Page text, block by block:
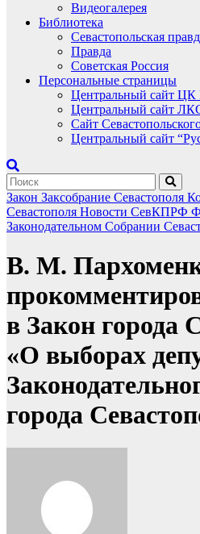
Видеогалерея
Библиотека
Севастопольская
Правда
Советская Россия
Персональные страницы
Центральный сайт
Центральный сайт
Сайт
Центральный сайт
Закон Заксобрание Севастополя
Севастополя Новости СевКПРФ
Законодательном Собрании
В. М.
в Закон города
«О выборах
города